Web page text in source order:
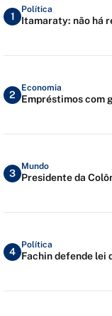
1
Política
Itamaraty: não há
2
Economia
Empréstimos com
3
Mundo
Presidente da
4
Política
Fachin defende lei